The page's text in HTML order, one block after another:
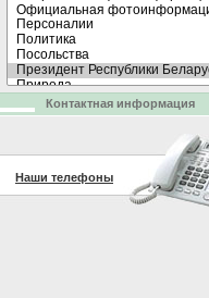
Контактная информация
Наши телефоны